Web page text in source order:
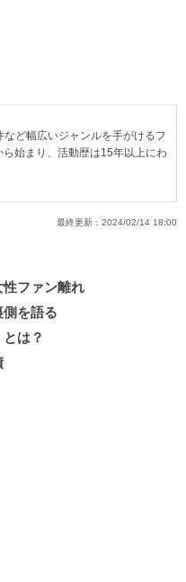
ど幅広いジャンルを手がけるフ
始まり、活動歴は15年以上にわ
最終更新： 2024/02/14 18:00
ファン離れ
を語る
は？